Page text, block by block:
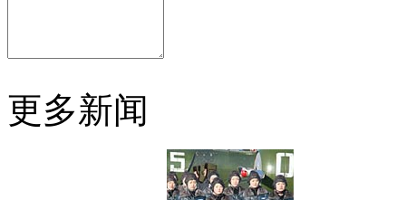
更多新闻